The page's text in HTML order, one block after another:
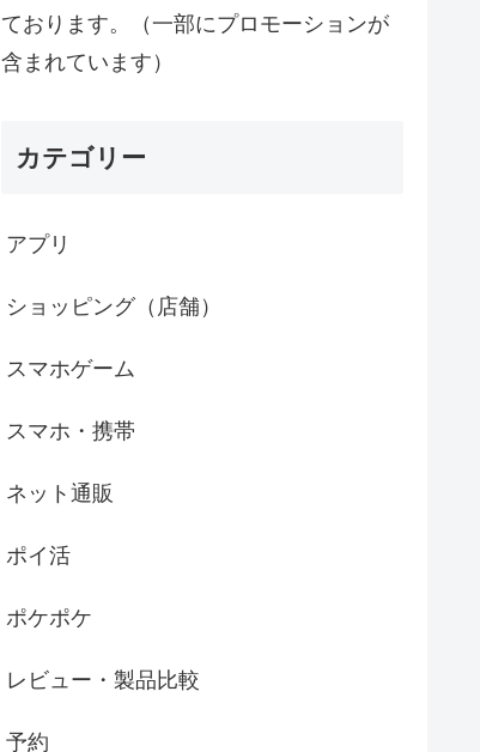
ております。（一部にプロモーションが
含まれています）
カテゴリー
アプリ
ショッピング（店舗）
スマホゲーム
スマホ・携帯
ネット通販
ポイ活
ポケポケ
レビュー・製品比較
予約